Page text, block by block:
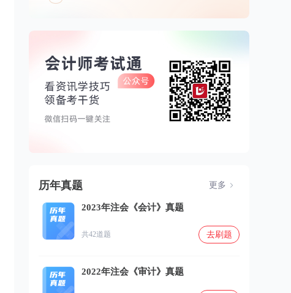
历年真题 更多
2023年注会《会计》真题
共42道题 去刷题
2022年注会《审计》真题